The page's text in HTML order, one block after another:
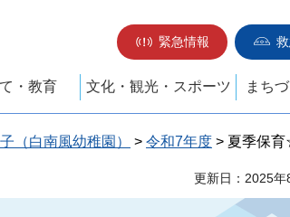
緊急情報
・教育 文化・観光・スポーツ まち
（白南風幼稚園） > 令和7年度 > 夏季保
更新日：2025年